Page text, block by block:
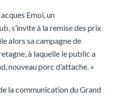
Emoi, un
s’invite à la remise des prix
alors sa campagne de
à laquelle le public a
nouveau porc d’attache. »
la communication du Grand